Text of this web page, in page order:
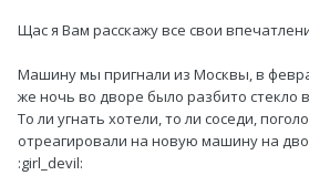
Щас я Вам расскажу все свои
Машину мы пригнали из Москвы, в
же ночь во дворе было разбито стекло
То ли угнать хотели, то ли соседи,
отреагировали на новую машину на
:girl_devil: